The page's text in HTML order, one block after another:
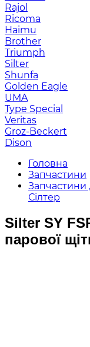
Rajol
Ricoma
Haimu
Brother
Triumph
Silter
Shunfa
Golden Eagle
UMA
Type Special
Veritas
Groz-Beckert
Dison
Головна
Запчастини
Запчастини
Сілтер
Silter SY
парової